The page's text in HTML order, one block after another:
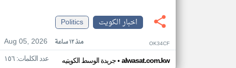
اخبار الكويت
Politics
Aug 05, 2026
منذ ١٢ ساعة OK34CF
جريدة الوسط الكويتيه• alwasat.com.kw عدد الكلمات: ١٥٦